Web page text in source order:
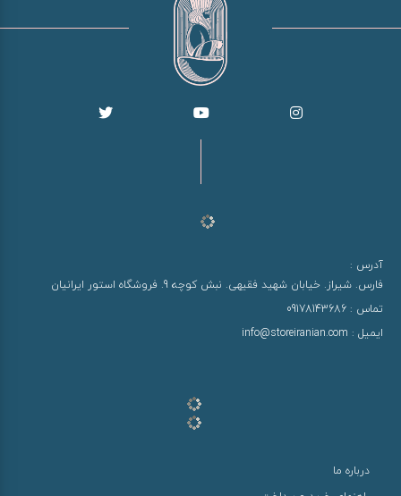
آدرس :
فارس. شیراز. خیابان شهید فقیهی. نبش کوچه 9. فروشگاه استور ایرانیان
تماس : 09178143686
ایمیل : info@storeiranian.com
درباره ما